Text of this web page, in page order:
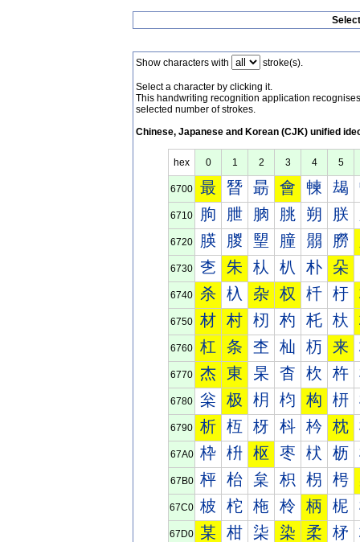
Show characters with stroke(s).
Select a character by clicking it.
This handwriting recognition application
selected number of strokes.
Chinese, Japanese and Korean (CJK) unified
hex 0 1 2 3 4 5
6700 最 朁 朂 會 朄 朅
6710 朐 朑 朒 朓 朔 朕
6720 朠 朡 朢 朣 朤 朥
6730 朰 朱 朲 朳 朴 朵
6740 杀 杁 杂 权 杄 杅
6750 材 村 杒 杓 杔 杕
6760 杠 条 杢 杣 杤 来
6770 杰 東 杲 杳 杴 杵
6780 枀 极 枂 枃 构 枅
6790 析 枑 枒 枓 枔 枕
67A0 枠 枡 枢 枣 枤 枥
67B0 枰 枱 枲 枳 枴 枵
67C0 柀 柁 柂 柃 柄 柅
67D0 某 柑 柒 染 柔 柕